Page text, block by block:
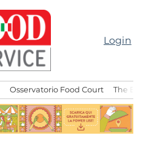
Login
Osservatorio Food Court The